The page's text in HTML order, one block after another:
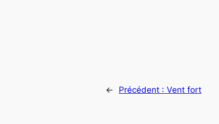
← Précédent : Vent fort